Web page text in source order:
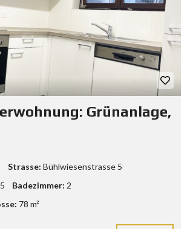
Grünanlage,
Strasse: Bühlwiesenstrasse 5
Badezimmer: 2
78 m²